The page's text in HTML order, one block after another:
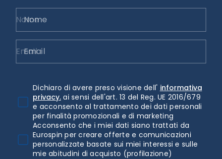
Nome
Email
Dichiaro di avere preso visione dell' informativa
privacy. ai sensi dell'art. 13 del Reg. UE 2016/679
e acconsento al trattamento dei dati personali
per finalità promozionali e di marketing
Acconsento che i miei dati siano trattati da
Eurospin per creare offerte e comunicazioni
personalizzate basate sui miei interessi e sulle
mie abitudini di acquisto (profilazione)